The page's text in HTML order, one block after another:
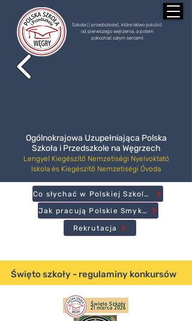
Szkoła (i przedszkole), które łatwo polubić
od pierwszego wejrzenia, a potem
pokochać całym sercem!
Ogólnokrajowa Uzupełniająca Polska
Szkoła i Przedszkole na Węgrzech
Lengyel Kiegészítő Nemzetiségi Nyelvoktató
Iskola és Kiegészítő Nemzetiségi Óvoda
Rekrutacja
Jak pracują Polskie Smyki?
Co słychać w Polskiej Szkole?
Święto szkoły - regulaminy konkursów